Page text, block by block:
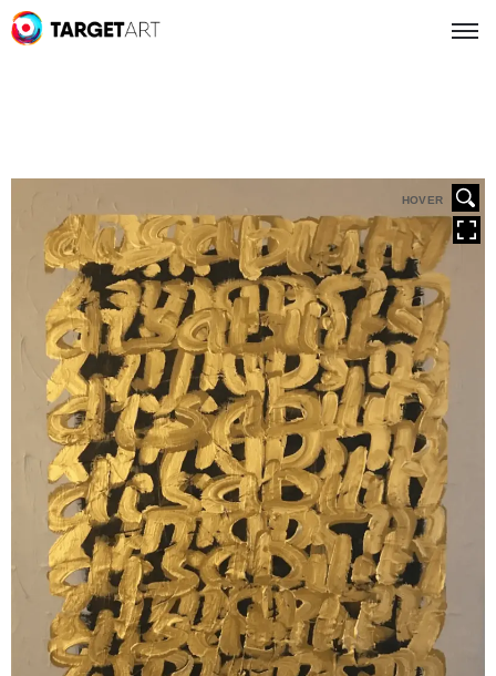
HOVER